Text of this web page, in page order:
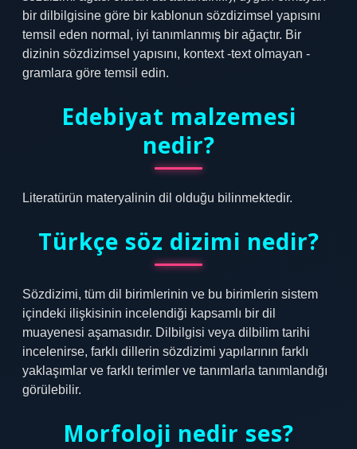
bir dilbilgisine göre bir kablonun sözdizimsel yapısını
temsil eden normal, iyi tanımlanmış bir ağaçtır. Bir
dizinin sözdizimsel yapısını, kontext -text olmayan -
gramlara göre temsil edin.
Edebiyat malzemesi
nedir?
Literatürün materyalinin dil olduğu bilinmektedir.
Türkçe söz dizimi nedir?
Sözdizimi, tüm dil birimlerinin ve bu birimlerin sistem
içindeki ilişkisinin incelendiği kapsamlı bir dil
muayenesi aşamasıdır. Dilbilgisi veya dilbilim tarihi
incelenirse, farklı dillerin sözdizimi yapılarının farklı
yaklaşımlar ve farklı terimler ve tanımlarla tanımlandığı
görülebilir.
Morfoloji nedir ses?